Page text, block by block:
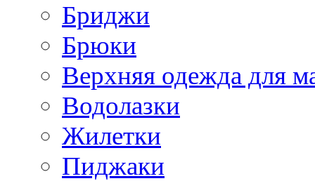
Бриджи
Брюки
Верхняя одежда для
Водолазки
Жилетки
Пиджаки